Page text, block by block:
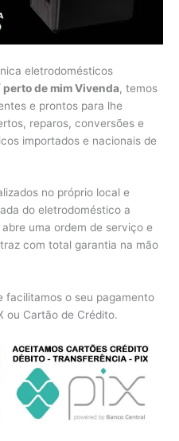
eletrodomésticos
de mim Vivenda, temos
e prontos para lhe
reparos, conversões e
importados e nacionais de
no próprio local e
do eletrodoméstico a
abre uma ordem de serviço e
com total garantia na mão
facilitamos o seu pagamento
ou Cartão de Crédito.